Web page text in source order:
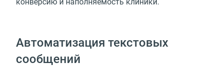
Автоматизация текстовых
сообщений